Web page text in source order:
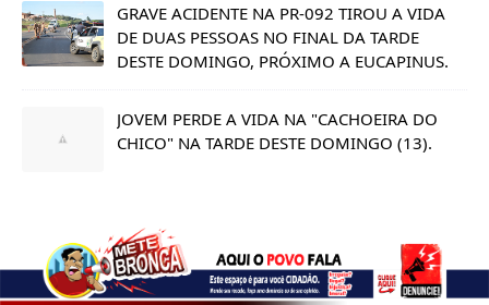
GRAVE ACIDENTE NA PR-092 TIROU A VIDA
DE DUAS PESSOAS NO FINAL DA TARDE
DESTE DOMINGO, PRÓXIMO A EUCAPINUS.
JOVEM PERDE A VIDA NA "CACHOEIRA DO
CHICO" NA TARDE DESTE DOMINGO (13).